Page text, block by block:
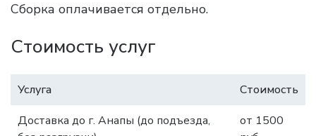
Сборка оплачивается отдельно.
Стоимость услуг
Услуга
Стоимость
Доставка до г. Анапы (до подъезда,
от 1500